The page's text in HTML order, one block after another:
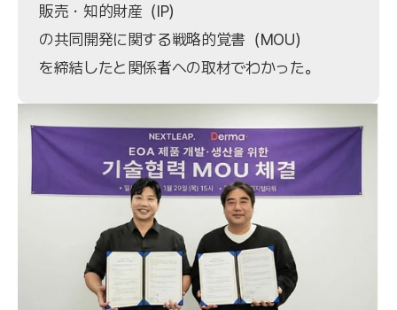
販売・知的財産（IP）
の共同開発に関する戦略的覚書（MOU）
を締結したと関係者への取材でわかった。